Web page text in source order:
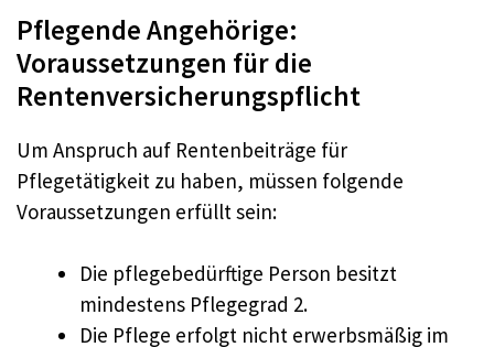
Pflegende Angehörige:
Voraussetzungen für die
Rentenversicherungspflicht
Um Anspruch auf Rentenbeiträge für
Pflegetätigkeit zu haben, müssen folgende
Voraussetzungen erfüllt sein:
Die pflegebedürftige Person besitzt
mindestens Pflegegrad 2.
Die Pflege erfolgt nicht erwerbsmäßig im